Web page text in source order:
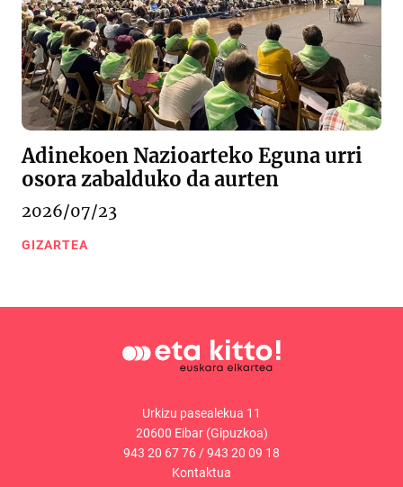
Adinekoen Nazioarteko Eguna urri
osora zabalduko da aurten
2026/07/23
GIZARTEA
Urkizu pasealekua 11
20600 Eibar (Gipuzkoa)
943 20 67 76 /943 20 09 18
Kontaktua